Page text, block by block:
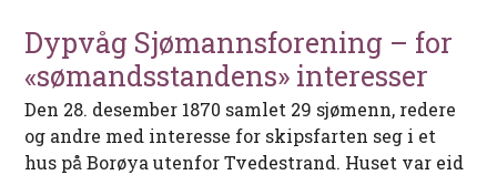
Dypvåg Sjømannsforening – for
«sømandsstandens» interesser
Den 28. desember 1870 samlet 29 sjømenn, redere
og andre med interesse for skipsfarten seg i et
hus på Borøya utenfor Tvedestrand. Huset var eid